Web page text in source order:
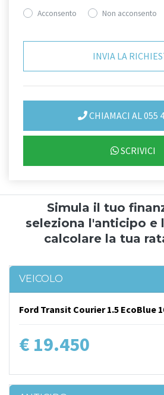
Acconsento Non acconsento
CHIAMACI AL 055
SCRIVICI
Simula il tuo
seleziona l'anticipo e
calcolare la tua
VEICOLO
Ford Transit Courier 1.5 EcoBlue
€ 19.450